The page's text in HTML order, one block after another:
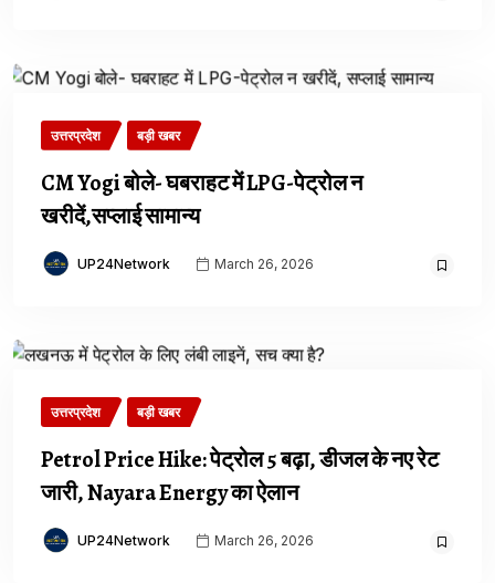
उत्तरप्रदेश बड़ी खबर
CM Yogi बोले- घबराहट में LPG-पेट्रोल न
खरीदें,सप्लाई सामान्य
UP24Network March 26, 2026
उत्तरप्रदेश बड़ी खबर
Petrol Price Hike: पेट्रोल ₹5 बढ़ा, डीजल के नए रेट
जारी, Nayara Energy का ऐलान
UP24Network March 26, 2026